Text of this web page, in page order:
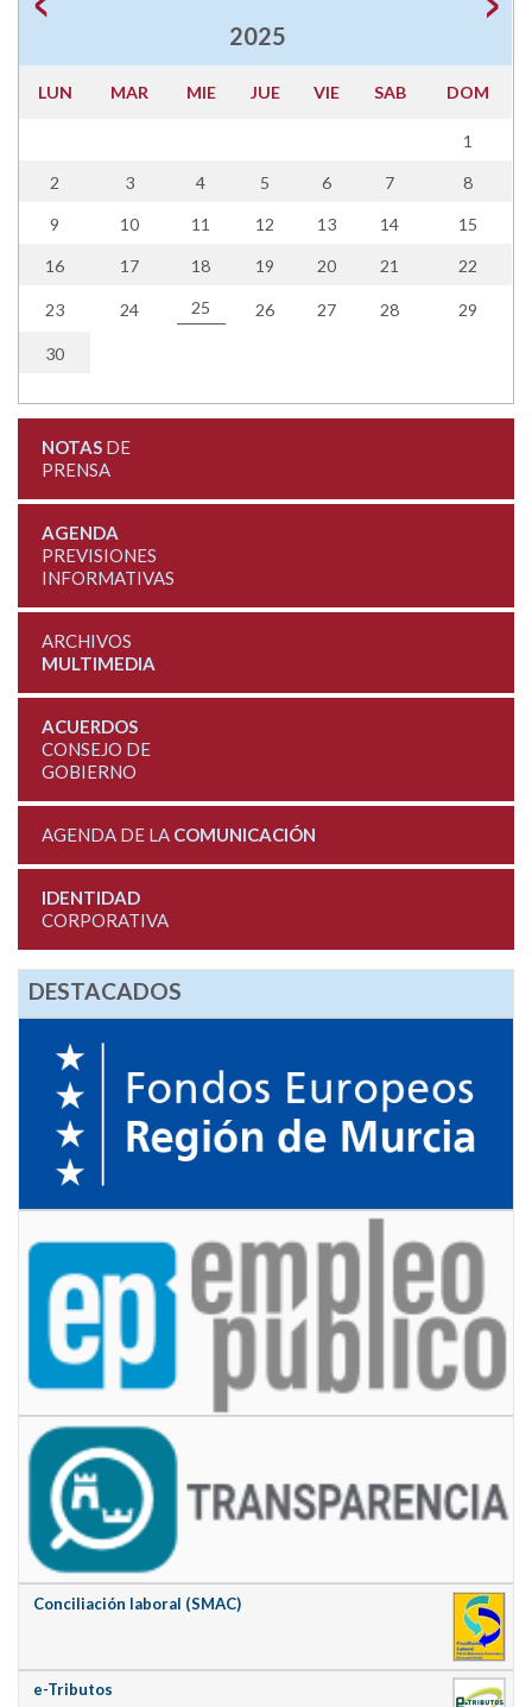
2025
LUN MAR MIE JUE VIE SAB DOM
1
2 3 4 5 6 7 8
9 10 11 12 13 14 15
16 17 18 19 20 21 22
23 24 25 26 27 28 29
30
NOTASDE
PRENSA
AGENDA
PREVISIONES
INFORMATIVAS
ARCHIVOS
MULTIMEDIA
ACUERDOS
CONSEJO DE
GOBIERNO
AGENDA DE LA COMUNICACIÓN
IDENTIDAD
CORPORATIVA
DESTACADOS
Conciliación laboral (SMAC)
e-Tributos